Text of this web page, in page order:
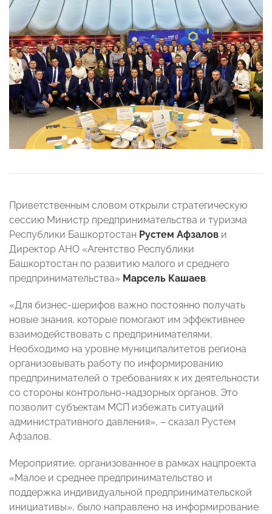
Приветственным словом открыли стратегическую
сессию Министр предпринимательства и туризма
Республики Башкортостан Рустем Афзалов и
Директор АНО «Агентство Республики
Башкортостан по развитию малого и среднего
предпринимательства» Марсель Кашаев.
«Для бизнес-шерифов важно постоянно получать
новые знания, которые помогают им эффективнее
взаимодействовать с предпринимателями.
Необходимо на уровне муниципалитетов региона
организовывать работу по информированию
предпринимателей о требованиях к их деятельности
со стороны контрольно-надзорных органов. Это
позволит субъектам МСП избежать ситуаций
административного давления», – сказал Рустем
Афзалов.
Мероприятие, организованное в рамках нацпроекта
«Малое и среднее предпринимательство и
поддержка индивидуальной предпринимательской
инициативы», было направлено на информирование